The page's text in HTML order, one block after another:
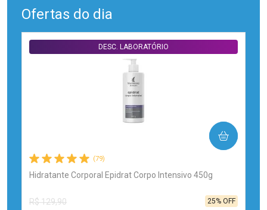
Ofertas do dia
(79)
Hidratante Corporal Epidrat Corpo Intensivo 450g
DESC. LABORATÓRIO
R$ 129,90
25% OFF
COMPRAR